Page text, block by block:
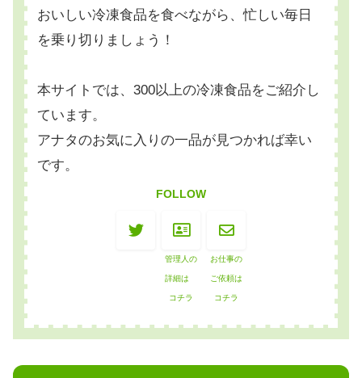
おいしい冷凍食品を食べながら、忙しい毎日
を乗り切りましょう！
本サイトでは、300以上の冷凍食品をご紹介し
ています。
アナタのお気に入りの一品が見つかれば幸い
です。
FOLLOW
管理人の
詳細は
コチラ
お仕事の
ご依頼は
コチラ